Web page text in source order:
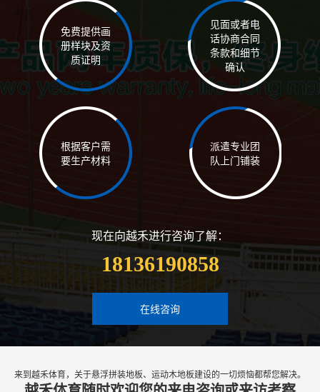
免费提供画
册样块及资
质证明
见面或者电
话协商合同
条款和细节
确认
根据客户需
要生产材料
派遣专业团
队上门铺装
现在向越禾进行咨询了解：
18136190858
在线咨询
来到越禾体育，关于悬浮拼装地板、运动木地板建设的一切烦恼都帮您解决。